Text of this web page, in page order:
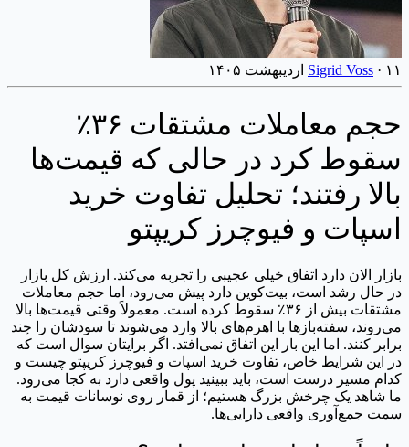
Sigrid Voss · ۱۱ اردیبهشت ۱۴۰۵
حجم معاملات مشتقات ۳۶٪
سقوط کرد در حالی که قیمت‌ها
بالا رفتند؛ تحلیل تفاوت خرید
اسپات و فیوچرز کریپتو
بازار الان دارد اتفاق خیلی عجیبی را تجربه می‌کند. ارزش کل بازار
در حال رشد است، بیت‌کوین دارد پیش می‌رود، اما حجم معاملات
مشتقات بیش از ۳۶٪ سقوط کرده است. معمولاً وقتی قیمت‌ها بالا
می‌روند، سفته‌بازها با اهرم‌های بالا وارد می‌شوند تا سودشان را چند
برابر کنند. اما این بار این اتفاق نمی‌افتد. اگر برایتان سوال است که
در این شرایط خاص، تفاوت خرید اسپات و فیوچرز کریپتو چیست و
کدام مسیر درست است، باید ببینید پول واقعی دارد به کجا می‌رود.
ما شاهد یک چرخش بزرگ هستیم؛ از قمار روی نوسانات قیمت به
سمت جمع‌آوری واقعی دارایی‌ها.